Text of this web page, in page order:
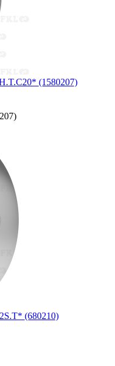
(1580207)
(680210)